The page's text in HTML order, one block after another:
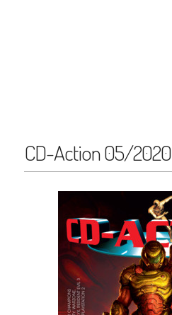
CD-Action 05/2020